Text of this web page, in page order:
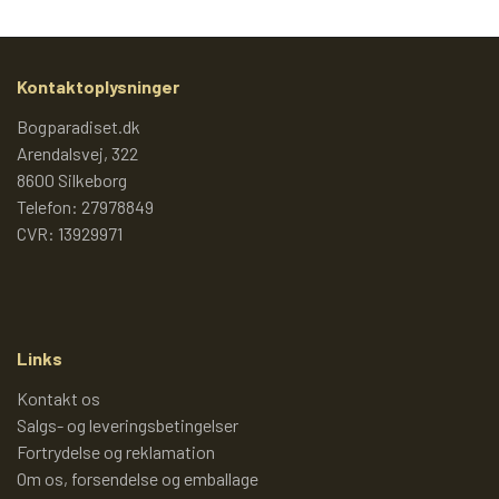
DISNEYBØGER
JUMBO TEMABØGER OG
LADEMANNS BØRNELEKSIKON
LADYBIRD BØGER
DE HELT GAMLE PIXIBØGER
RASMUS KLUMP
BULLYLAND FIGURER
REISLER (GAMLE FIGURER)
ANDRE GAMLE HÅNDMALEDE
FIGURER
Kontaktoplysninger
Bogparadiset.dk
Arendalsvej, 322
8600 Silkeborg
Telefon: 27978849
CVR: 13929971
Links
Kontakt os
Salgs- og leveringsbetingelser
Fortrydelse og reklamation
Om os, forsendelse og emballage